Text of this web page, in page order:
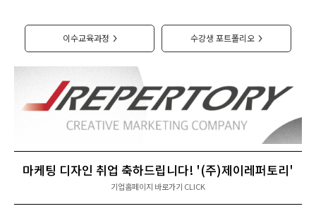
고객상담센터
이수교육과정 > 수강생 포트폴리오 >
마케팅 디자인 취업 축하드립니다! '(주)제이레퍼토리'
기업홈페이지 바로가기 CLICK